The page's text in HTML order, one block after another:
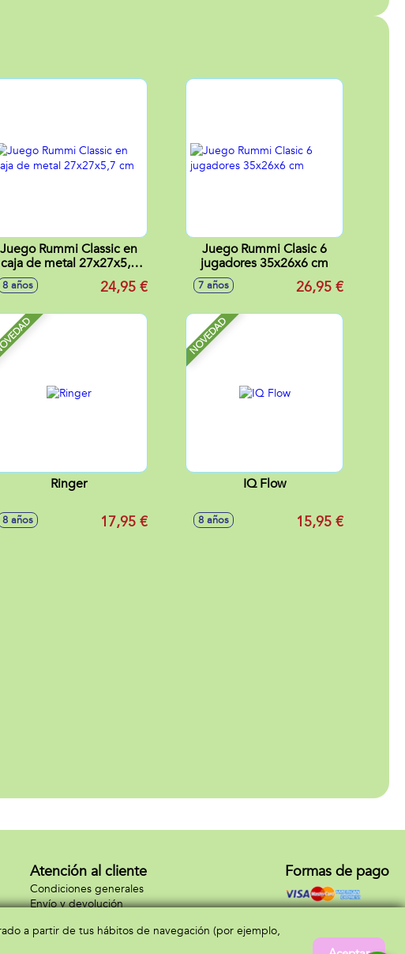
Juego Rummi Classic en
caja de metal 27x27x5,7
8 años 24,95 €
Juego Rummi Clasic 6
jugadores 35x26x6 cm
7 años 26,95 €
Ringer
8 años 17,95 €
NOVEDAD
IQ Flow
8 años 15,95 €
Atención al cliente
Condiciones generales
Envío y devolución
Formas de pago
a partir de tus hábitos de navegación (por ejemplo,